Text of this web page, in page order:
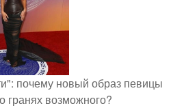
почему новый образ певицы
гранях возможного?